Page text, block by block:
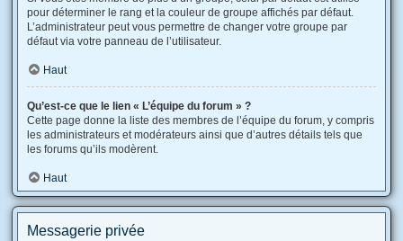
pour déterminer le rang et la couleur de groupe affichés par défaut.
L’administrateur peut vous permettre de changer votre groupe par
défaut via votre panneau de l’utilisateur.
Haut
Qu’est-ce que le lien « L’équipe du forum » ?
Cette page donne la liste des membres de l’équipe du forum, y compris
les administrateurs et modérateurs ainsi que d’autres détails tels que
les forums qu’ils modèrent.
Haut
Messagerie privée